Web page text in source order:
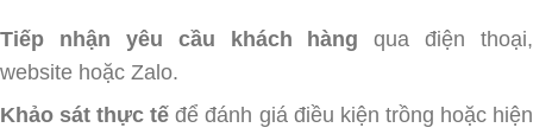
Tiếp nhận yêu cầu khách hàng qua điện thoại,
website hoặc Zalo.
Khảo sát thực tế để đánh giá điều kiện trồng hoặc hiện